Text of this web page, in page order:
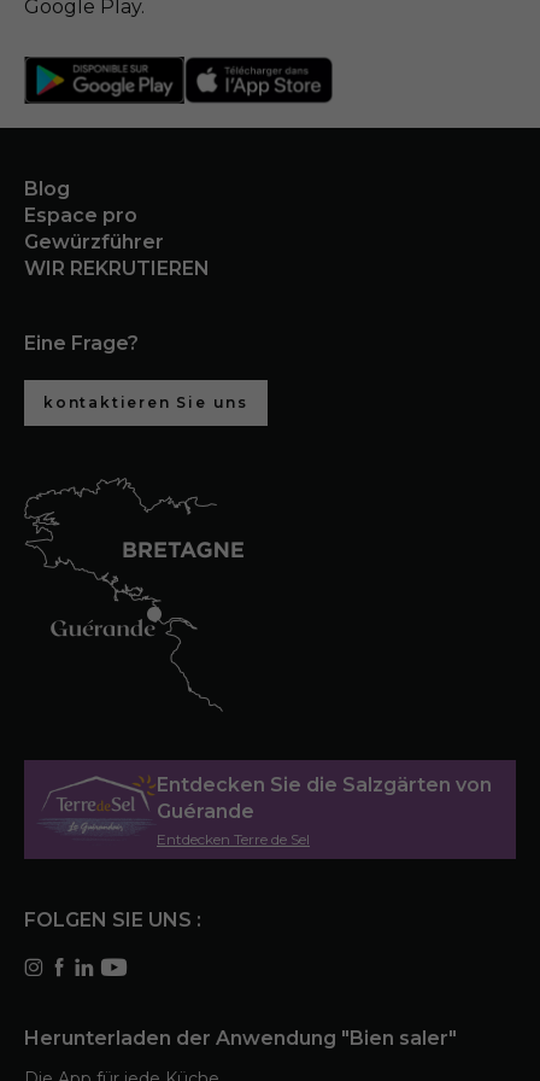
Google Play.
Blog
Espace pro
Gewürzführer
WIR REKRUTIEREN
Eine Frage?
kontaktieren Sie uns
Entdecken Sie die Salzgärten von
Guérande
Entdecken Terre de Sel
FOLGEN SIE UNS :
Herunterladen der Anwendung "Bien saler"